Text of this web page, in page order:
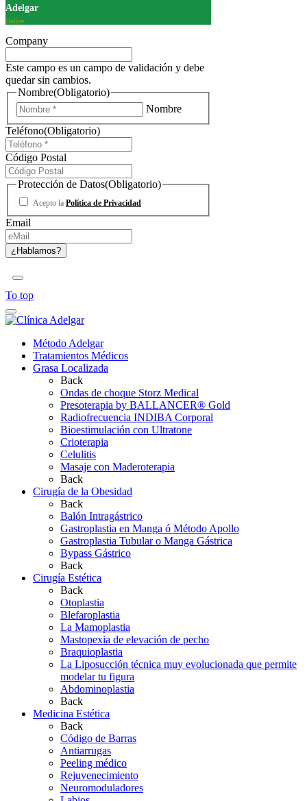
Adelgar
Online
Company
Este campo es un campo de validación y debe
quedar sin cambios.
Nombre(Obligatorio)
Nombre
Teléfono(Obligatorio)
Código Postal
Protección de Datos(Obligatorio)
Acepto la Política de Privacidad
Email
To top
Método Adelgar
Tratamientos Médicos
Grasa Localizada
Back
Ondas de choque Storz Medical
Presoterapia by BALLANCER® Gold
Radiofrecuencia INDIBA Corporal
Bioestimulación con Ultratone
Crioterapia
Celulitis
Masaje con Maderoterapia
Back
Cirugía de la Obesidad
Back
Balón Intragástrico
Gastroplastia en Manga ó Método Apollo
Gastroplastia Tubular o Manga Gástrica
Bypass Gástrico
Back
Cirugía Estética
Back
Otoplastia
Blefaroplastia
La Mamoplastia
Mastopexia de elevación de pecho
Braquioplastia
La Liposucción técnica muy evolucionada que permite
modelar tu figura
Abdominoplastia
Back
Medicina Estética
Back
Código de Barras
Antiarrugas
Peeling médico
Rejuvenecimiento
Neuromoduladores